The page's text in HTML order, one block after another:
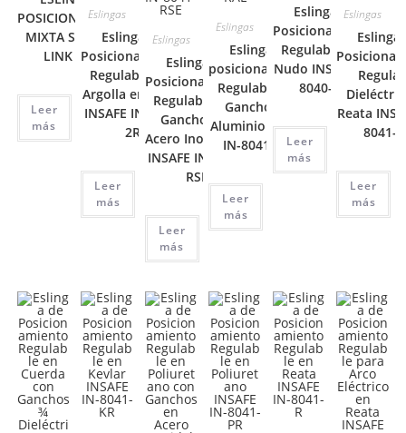
POSICIONAMIENTO
MIXTA SENCILLA
LINK TECH
Leer
más
Eslingas
Eslinga de
Posicionamiento
Regulable con
Argolla en Reata
INSAFE IN-8041-
2R
Leer
más
Eslingas
Eslinga de
Posicionamiento
Regulable con
Ganchos en
Acero Inoxidable
INSAFE IN-8041-
RSE
Leer
más
Eslingas
Eslinga de
posicionamiento
Regulable con
Ganchos en
Aluminio INSAFE
IN-8041-RAL
Leer
más
Eslinga de
Posicionamiento
Regulable con
Nudo INSAFE IN-
8040-RN
Leer
más
Eslingas
Eslinga
Reata
8041-
Leer
más